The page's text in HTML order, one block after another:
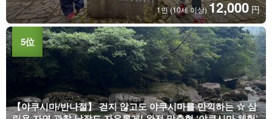
1인 (10세 이상)12,000 円
【야쿠시마/반나절】 걷지 않고도 야쿠시마를 만끽하는 ☆ 삼